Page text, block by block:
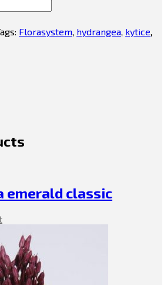
Florasystem, hydrangea, kytice,
emerald classic